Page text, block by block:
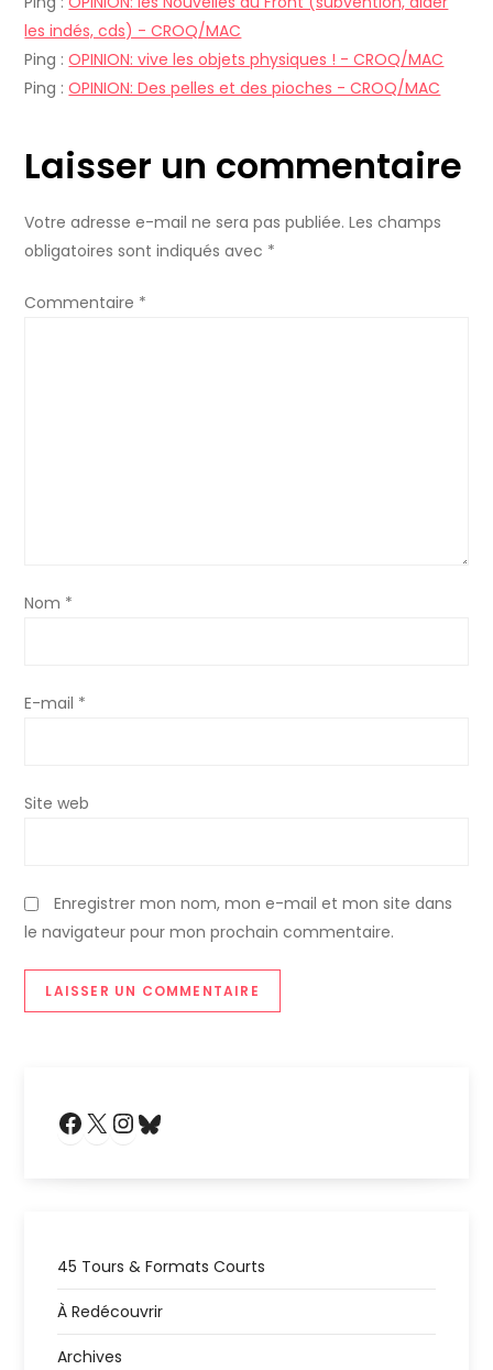
e
l
a
r
t
les indés, cds) - CROQ/MAC
Ping :OPINION: vive les objets physiques ! - CROQ/MAC
Ping :OPINION: Des pelles et des pioches - CROQ/MAC
Laisser un commentaire
Votre adresse e-mail ne sera pas publiée. Les champs
obligatoires sont indiqués avec *
Commentaire *
Nom *
E-mail *
Site web
Enregistrer mon nom, mon e-mail et mon site dans
le navigateur pour mon prochain commentaire.
Facebook
X Instagram
45 Tours & Formats Courts
À Redécouvrir
Archives